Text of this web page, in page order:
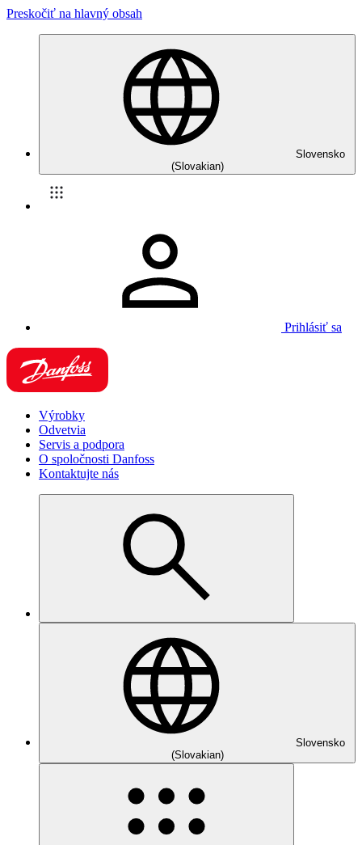
Preskočiť na hlavný obsah
Slovensko
(Slovakian)
Prihlásiť sa
Výrobky
Odvetvia
Servis a podpora
O spoločnosti Danfoss
Kontaktujte nás
Slovensko
(Slovakian)